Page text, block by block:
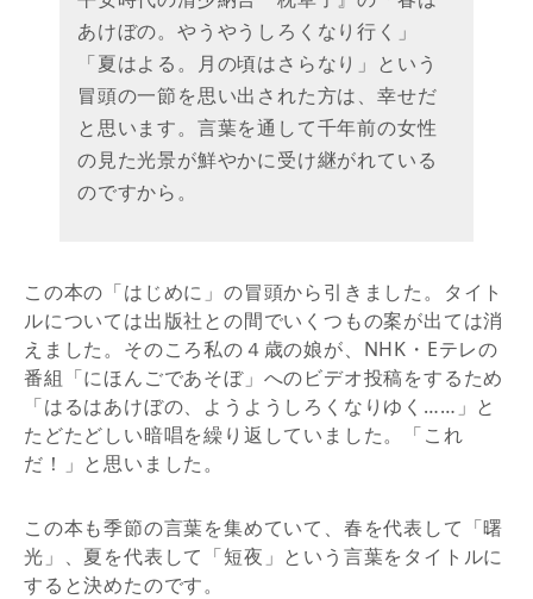
あけぼの。やうやうしろくなり行く」
「夏はよる。月の頃はさらなり」という
冒頭の一節を思い出された方は、幸せだ
と思います。言葉を通して千年前の女性
の見た光景が鮮やかに受け継がれている
のですから。
この本の「はじめに」の冒頭から引きました。タイト
ルについては出版社との間でいくつもの案が出ては消
えました。そのころ私の４歳の娘が、NHK・Eテレの
番組「にほんごであそぼ」へのビデオ投稿をするため
「はるはあけぼの、ようようしろくなりゆく……」と
たどたどしい暗唱を繰り返していました。「これ
だ！」と思いました。
この本も季節の言葉を集めていて、春を代表して「曙
光」、夏を代表して「短夜」という言葉をタイトルに
すると決めたのです。